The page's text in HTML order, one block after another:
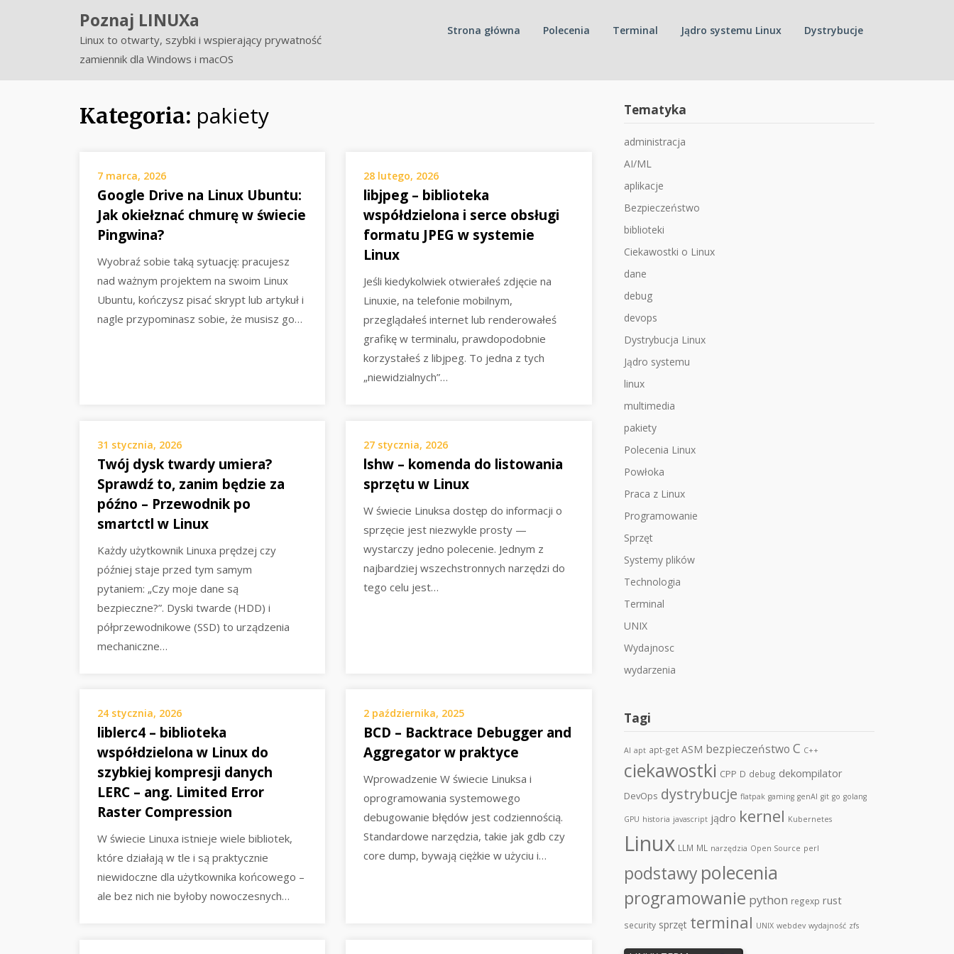
Poznaj LINUXa
Linux to otwarty, szybki i wspierający prywatność
zamiennik dla Windows i macOS
Strona główna Polecenia Terminal Jądro systemu Linux Dystrybucje
Kategoria: pakiety
7 marca, 2026
Google Drive na Linux Ubuntu:
Jak okiełznać chmurę w świecie
Pingwina?
Wyobraź sobie taką sytuację: pracujesz
nad ważnym projektem na swoim Linux
Ubuntu, kończysz pisać skrypt lub artykuł i
nagle przypominasz sobie, że musisz go…
28 lutego, 2026
libjpeg – biblioteka
współdzielona i serce obsługi
formatu JPEG w systemie
Linux
Jeśli kiedykolwiek otwierałeś zdjęcie na
Linuxie, na telefonie mobilnym,
przeglądałeś internet lub renderowałeś
grafikę w terminalu, prawdopodobnie
korzystałeś z libjpeg. To jedna z tych
„niewidzialnych”…
31 stycznia, 2026
Twój dysk twardy umiera?
Sprawdź to, zanim będzie za
późno – Przewodnik po
smartctl w Linux
Każdy użytkownik Linuxa prędzej czy
później staje przed tym samym
pytaniem: „Czy moje dane są
bezpieczne?”. Dyski twarde (HDD) i
półprzewodnikowe (SSD) to urządzenia
mechaniczne…
27 stycznia, 2026
lshw – komenda do listowania
sprzętu w Linux
W świecie Linuksa dostęp do informacji o
sprzęcie jest niezwykle prosty —
wystarczy jedno polecenie. Jednym z
najbardziej wszechstronnych narzędzi do
tego celu jest…
24 stycznia, 2026
liblerc4 – biblioteka
współdzielona w Linux do
szybkiej kompresji danych
LERC – ang. Limited Error
Raster Compression
W świecie Linuxa istnieje wiele bibliotek,
które działają w tle i są praktycznie
niewidoczne dla użytkownika końcowego –
ale bez nich nie byłoby nowoczesnych…
2 października, 2025
BCD – Backtrace Debugger and
Aggregator w praktyce
Wprowadzenie W świecie Linuksa i
oprogramowania systemowego
debugowanie błędów jest codziennością.
Standardowe narzędzia, takie jak gdb czy
core dump, bywają ciężkie w użyciu i…
Tematyka
administracja
AI/ML
aplikacje
Bezpieczeństwo
biblioteki
Ciekawostki o Linux
dane
debug
devops
Dystrybucja Linux
Jądro systemu
linux
multimedia
pakiety
Polecenia Linux
Powłoka
Praca z Linux
Programowanie
Sprzęt
Systemy plików
Technologia
Terminal
UNIX
Wydajnosc
wydarzenia
Tagi
AI apt apt-get ASM bezpieczeństwo C C++
ciekawostki CPP D debug dekompilator
DevOps dystrybucje flatpak gaming genAI git go golang
GPU historia javascript jądro kernel Kubernetes
Linux LLM ML narzędzia Open Source perl
podstawy polecenia
programowanie python regexp rust
security sprzęt terminal UNIX webdev wydajność zfs